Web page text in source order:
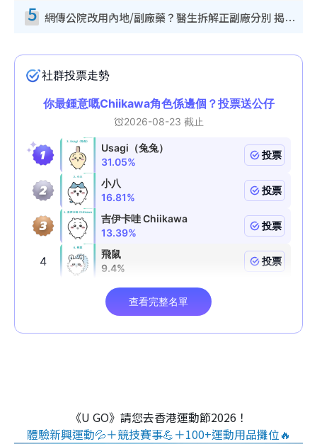
5 網傳公院改用內地/副廠藥？醫生拆解正副廠分別 揭4類人換藥隨時出事
《U GO》請您去香港運動節2026！
體驗新興運動💦＋競技賽事💪＋100+運動用品攤位🔥